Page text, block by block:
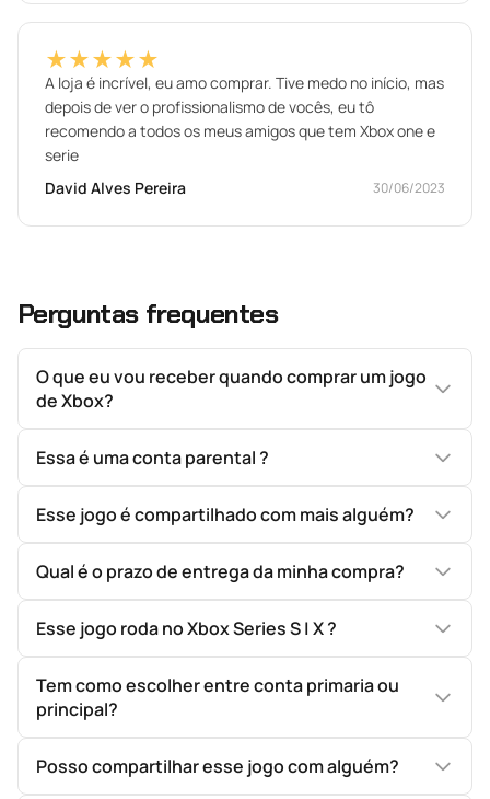
★★★★★
A loja é incrível, eu amo comprar. Tive medo no início, mas
depois de ver o profissionalismo de vocês, eu tô
recomendo a todos os meus amigos que tem Xbox one e
serie
David Alves Pereira
30/06/2023
Perguntas frequentes
O que eu vou receber quando comprar um jogo
de Xbox?
Essa é uma conta parental ?
Esse jogo é compartilhado com mais alguém?
Qual é o prazo de entrega da minha compra?
Esse jogo roda no Xbox Series S | X ?
Tem como escolher entre conta primaria ou
principal?
Posso compartilhar esse jogo com alguém?